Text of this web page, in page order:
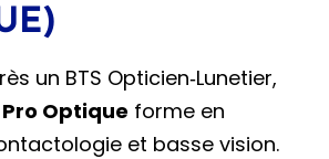
un BTS Opticien‑Lunetier,
Optique forme en
et basse vision.